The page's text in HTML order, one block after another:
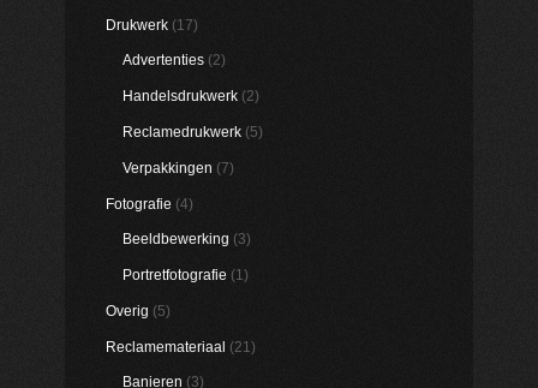
Drukwerk (17)
Advertenties (2)
Handelsdrukwerk (2)
Reclamedrukwerk (5)
Verpakkingen (7)
Fotografie (4)
Beeldbewerking (3)
Portretfotografie (1)
Overig (5)
Reclamemateriaal (21)
Banieren (3)